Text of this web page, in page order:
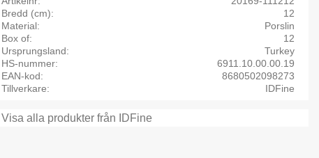
Bredd (cm)
12
Material
Porslin
Box of
12
Ursprungsland
Turkey
HS-nummer
6911.10.00.00.19
EAN-kod
8680502098273
Tillverkare
IDFine
Visa alla produkter från IDFine